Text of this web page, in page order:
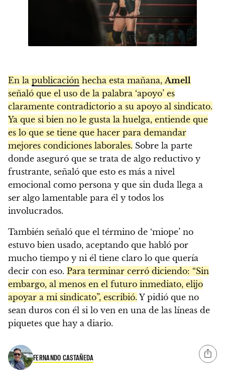
En la publicación hecha esta mañana, Amell
señaló que el uso de la palabra ‘apoyo’ es
claramente contradictorio a su apoyo al sindicato.
Ya que si bien no le gusta la huelga, entiende que
es lo que se tiene que hacer para demandar
mejores condiciones laborales. Sobre la parte
donde aseguró que se trata de algo reductivo y
frustrante, señaló que esto es más a nivel
emocional como persona y que sin duda llega a
ser algo lamentable para él y todos los
involucrados.
También señaló que el término de ‘miope’ no
estuvo bien usado, aceptando que habló por
mucho tiempo y ni él tiene claro lo que quería
decir con eso. Para terminar cerró diciendo: “Sin
embargo, al menos en el futuro inmediato, elijo
apoyar a mi sindicato”, escribió. Y pidió que no
sean duros con él si lo ven en una de las líneas de
piquetes que hay a diario.
FERNANDO CASTAÑEDA